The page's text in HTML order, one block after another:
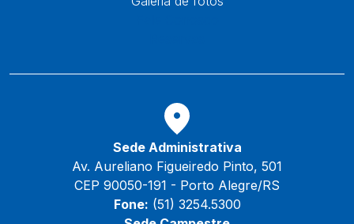
Sede Administrativa
Av. Aureliano Figueiredo Pinto, 501
CEP 90050-191 - Porto Alegre/RS
Fone: (51) 3254.5300